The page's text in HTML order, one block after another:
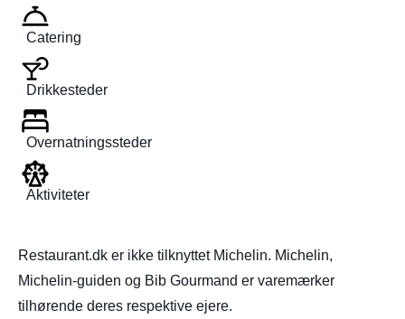
Catering
Drikkesteder
Overnatningssteder
Aktiviteter
Restaurant.dk er ikke tilknyttet Michelin. Michelin,
Michelin-guiden og Bib Gourmand er varemærker
tilhørende deres respektive ejere.